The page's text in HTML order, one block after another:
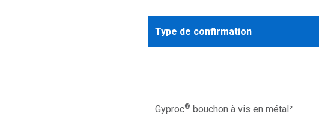
Type de confirmation
Gyproc® bouchon à vis en métal²